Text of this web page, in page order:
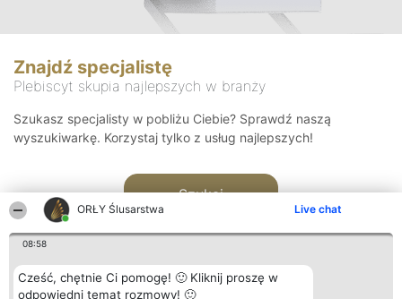
ORŁY Ślusarstwa Live chat
08:58
Cześć, chętnie Ci pomogę! 🙂 Kliknij proszę w
odpowiedni temat rozmowy! 🙂
Znajdź specjalistę
Plebiscyt skupia najlepszych w branży
Szukasz specjalisty w pobliżu Ciebie? Sprawdź naszą
wyszukiwarkę. Korzystaj tylko z usług najlepszych!
Szukaj